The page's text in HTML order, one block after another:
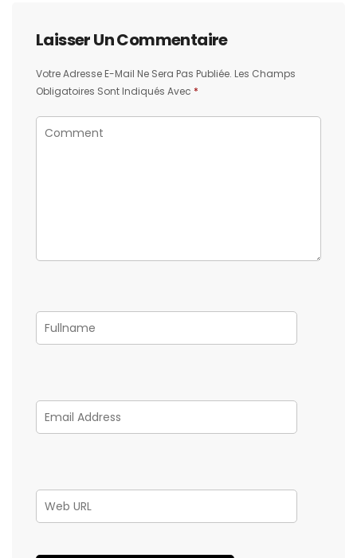
Laisser Un Commentaire
Votre Adresse E-Mail Ne Sera Pas Publiée. Les Champs
Obligatoires Sont Indiqués Avec *